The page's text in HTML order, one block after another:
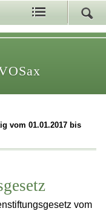
vom 01.01.2017 bis
vom